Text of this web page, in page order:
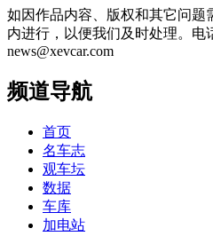
如因作品内容、版权和其它问题
内进行，以便我们及时处理。电
news@xevcar.com
频道导航
首页
名车志
观车坛
数据
车库
加电站